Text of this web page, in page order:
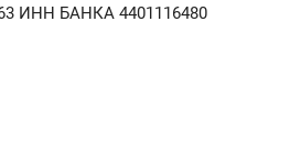
ИНН БАНКА 4401116480